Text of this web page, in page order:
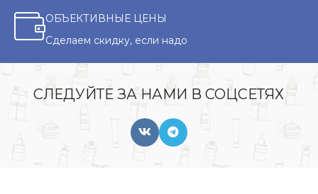
ОБЪЕКТИВНЫЕ ЦЕНЫ
Сделаем скидку, если надо
СЛЕДУЙТЕ ЗА НАМИ В СОЦСЕТЯХ